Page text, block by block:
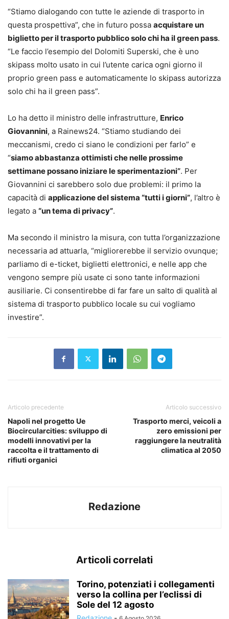
“Stiamo dialogando con tutte le aziende di trasporto in
questa prospettiva”, che in futuro possa acquistare un
biglietto per il trasporto pubblico solo chi ha il green pass.
“Le faccio l’esempio del Dolomiti Superski, che è uno
skipass molto usato in cui l’utente carica ogni giorno il
proprio green pass e automaticamente lo skipass autorizza
solo chi ha il green pass”.
Lo ha detto il ministro delle infrastrutture, Enrico
Giovannini, a Rainews24. “Stiamo studiando dei
meccanismi, credo ci siano le condizioni per farlo” e
“siamo abbastanza ottimisti che nelle prossime
settimane possano iniziare le sperimentazioni”. Per
Giovannini ci sarebbero solo due problemi: il primo la
capacità di applicazione del sistema “tutti i giorni”, l’altro è
legato a “un tema di privacy”.
Ma secondo il ministro la misura, con tutta l’organizzazione
necessaria ad attuarla, “migliorerebbe il servizio ovunque;
parliamo di e-ticket, biglietti elettronici, e nelle app che
vengono sempre più usate ci sono tante informazioni
ausiliarie. Ci consentirebbe di far fare un salto di qualità al
sistema di trasporto pubblico locale su cui vogliamo
investire”.
Articolo precedente
Napoli nel progetto Ue
Biocircularcities: sviluppo di
modelli innovativi per la
raccolta e il trattamento di
rifiuti organici
Articolo successivo
Trasporto merci, veicoli a
zero emissioni per
raggiungere la neutralità
climatica al 2050
Redazione
Articoli correlati
Torino, potenziati i collegamenti
verso la collina per l’eclissi di
Sole del 12 agosto